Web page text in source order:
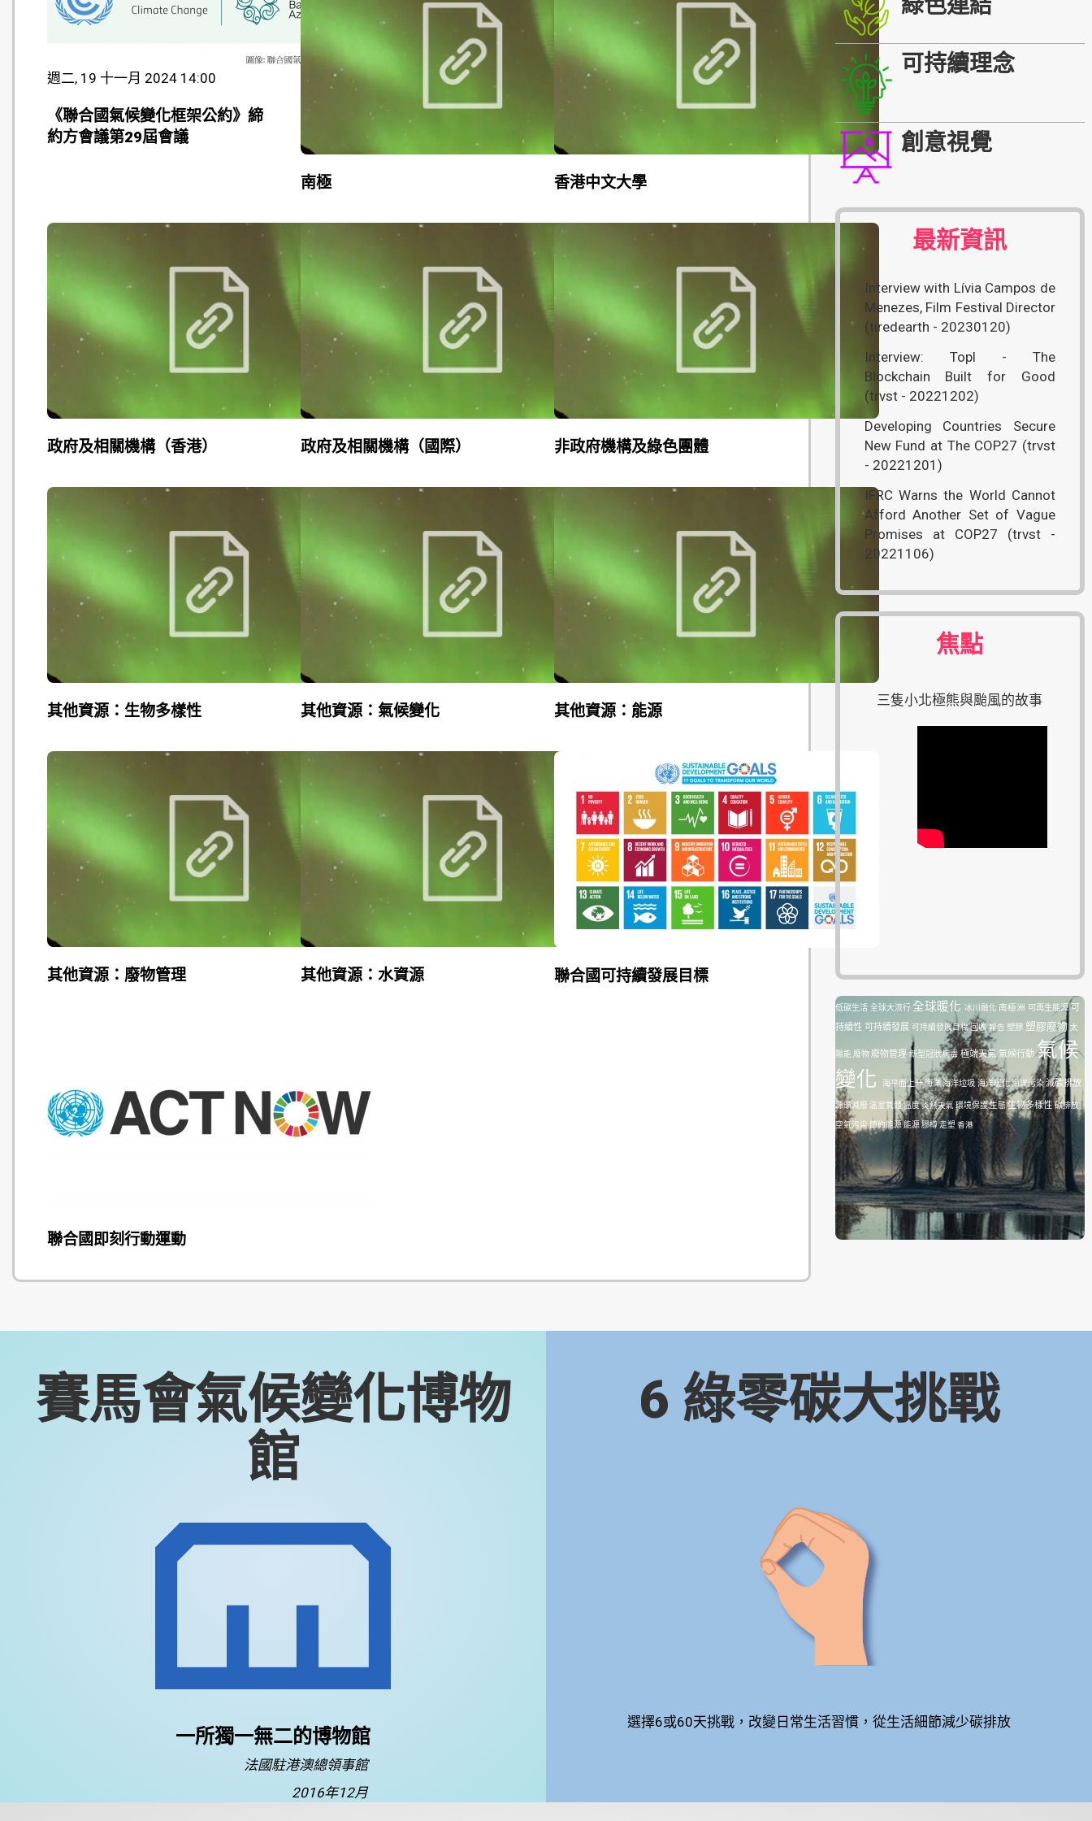
週二, 19 十一月 2024 14:00
《聯合國氣候變化框架公約》締
約方會議第29屆會議
南極 香港中文大學
政府及相關機構（香港） 政府及相關機構（國際） 非政府機構及綠色團體
其他資源：生物多樣性 其他資源：氣候變化 其他資源：能源
其他資源：廢物管理 其他資源：水資源 聯合國可持續發展目標
聯合國即刻行動運動
綠色連結
可持續理念
創意視覺
最新資訊
Interview with Lívia Campos de
Menezes, Film Festival Director
(tiredearth - 20230120)
Interview: Topl - The
Blockchain Built for Good
(trvst - 20221202)
Developing Countries Secure
New Fund at The COP27 (trvst
- 20221201)
IFRC Warns the World Cannot
Afford Another Set of Vague
Promises at COP27 (trvst -
20221106)
焦點
三隻小北極熊與颱風的故事
低碳生活 全球大流行 全球暖化 冰川融化 南極洲 可再生能源可
持續性 可持續發展 可持續發展目標回收報告 塑膠 塑膠廢物太
陽能廢物廢物管理新型冠狀病毒極端天氣 氣候行動氣候
變化
海平面上升海洋海洋垃圾 海洋暖化海洋污染減碳排放
源頭減廢溫室氣體溫度炎熱天氣 環境保護生態生物多樣性碳排放
空氣污染節約能源能源膠樽走塑 香港
賽馬會氣候變化博物
館
一所獨一無二的博物館
法國駐港澳總領事館
2016年12月
6 綠零碳大挑戰
選擇6或60天挑戰，改變日常生活習慣，從生活細節減少碳排放